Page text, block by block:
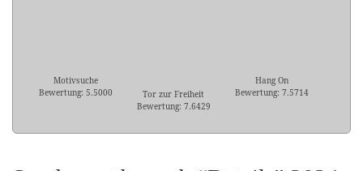
Motivsuche
Bewertung: 5.5000
Tor zur Freiheit
Bewertung: 7.6429
Hang On
Bewertung: 7.5714